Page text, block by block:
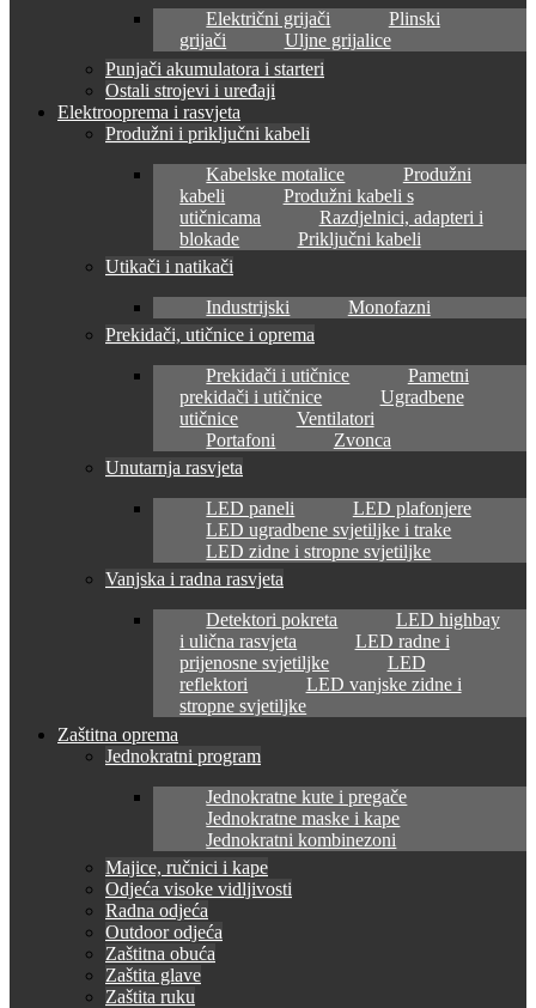
Električni grijači
Plinski
grijači
Uljne grijalice
Punjači akumulatora i starteri
Ostali strojevi i uređaji
Elektrooprema i rasvjeta
Produžni i priključni kabeli
Kabelske motalice
Produžni
kabeli
Produžni kabeli s
utičnicama
Razdjelnici, adapteri i
blokade
Priključni kabeli
Utikači i natikači
Industrijski
Monofazni
Prekidači, utičnice i oprema
Prekidači i utičnice
Pametni
prekidači i utičnice
Ugradbene
utičnice
Ventilatori
Portafoni
Zvonca
Unutarnja rasvjeta
LED paneli
LED plafonjere
LED ugradbene svjetiljke i trake
LED zidne i stropne svjetiljke
Vanjska i radna rasvjeta
Detektori pokreta
LED highbay
i ulična rasvjeta
LED radne i
prijenosne svjetiljke
LED
reflektori
LED vanjske zidne i
stropne svjetiljke
Zaštitna oprema
Jednokratni program
Jednokratne kute i pregače
Jednokratne maske i kape
Jednokratni kombinezoni
Majice, ručnici i kape
Odjeća visoke vidljivosti
Radna odjeća
Outdoor odjeća
Zaštitna obuća
Zaštita glave
Zaštita ruku